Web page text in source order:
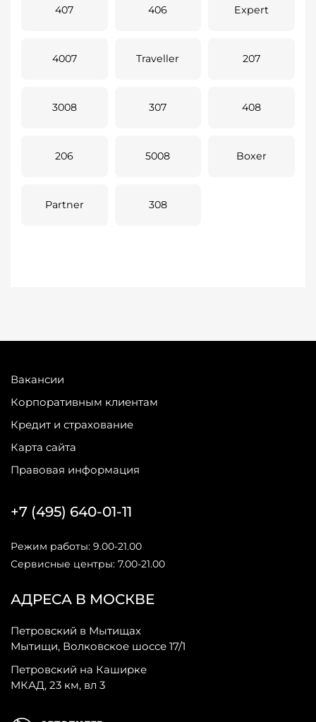
407 406 Expert
4007 Traveller 207
3008 307 408
206 5008 Boxer
Partner 308
Вакансии
Корпоративным клиентам
Кредит и страхование
Карта сайта
Правовая информация
АДРЕСА В МОСКВЕ
Петровский в Мытищах
Мытищи, Волковское шоссе 17/1
Петровский на Каширке
МКАД, 23 км, вл 3
+7 (495) 640-01-11
Режим работы: 9.00-21.00
Сервисные центры: 7.00-21.00